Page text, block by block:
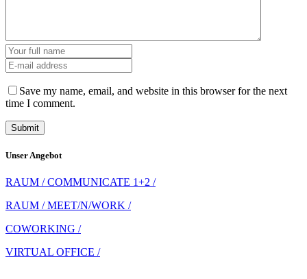
Save my name, email, and website in this browser for the next
time I comment.
Unser Angebot
RAUM / COMMUNICATE 1+2 /
RAUM / MEET/N/WORK /
COWORKING /
VIRTUAL OFFICE /